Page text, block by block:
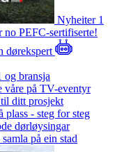
Nyheiter 1
PEFC-sertifiserte!
dørekspert
og bransja
våre på TV-eventyr
ditt prosjekt
plass - steg for steg
dørløysingar
på ein stad